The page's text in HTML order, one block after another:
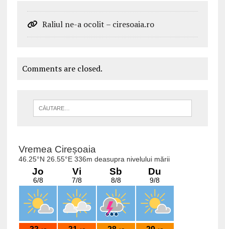
Raliul ne-a ocolit – ciresoaia.ro
Comments are closed.